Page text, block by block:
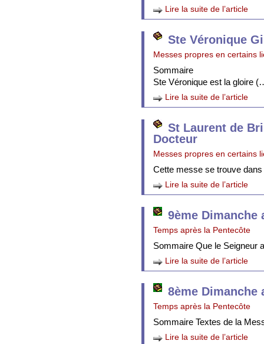
Lire la suite de l’article
Ste Véronique
Messes propres en certains
Sommaire
Ste Véronique est la gloire
Lire la suite de l’article
St Laurent de
Docteur
Messes propres en certains
Cette messe se trouve
Lire la suite de l’article
9ème Dimanche
Temps après la Pentecôte
Sommaire Que le Seigneur
Lire la suite de l’article
8ème Dimanche
Temps après la Pentecôte
Sommaire Textes de la
Lire la suite de l’article